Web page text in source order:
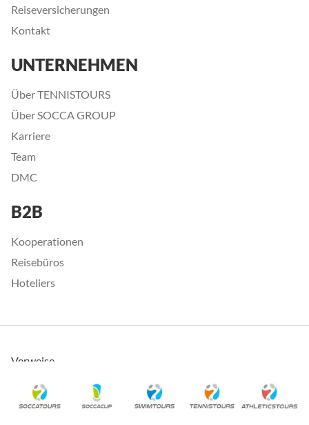
Reiseversicherungen
Kontakt
UNTERNEHMEN
Über TENNISTOURS
Über SOCCA GROUP
Karriere
Team
DMC
B2B
Kooperationen
Reisebüros
Hoteliers
Verweise